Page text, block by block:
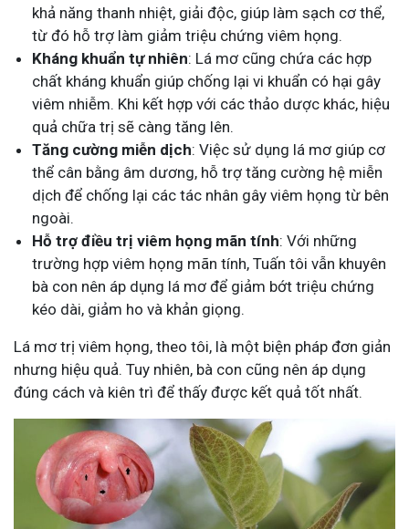
khả năng thanh nhiệt, giải độc, giúp làm sạch cơ thể,
từ đó hỗ trợ làm giảm triệu chứng viêm họng.
Kháng khuẩn tự nhiên: Lá mơ cũng chứa các hợp
chất kháng khuẩn giúp chống lại vi khuẩn có hại gây
viêm nhiễm. Khi kết hợp với các thảo dược khác, hiệu
quả chữa trị sẽ càng tăng lên.
Tăng cường miễn dịch: Việc sử dụng lá mơ giúp cơ
thể cân bằng âm dương, hỗ trợ tăng cường hệ miễn
dịch để chống lại các tác nhân gây viêm họng từ bên
ngoài.
Hỗ trợ điều trị viêm họng mãn tính: Với những
trường hợp viêm họng mãn tính, Tuấn tôi vẫn khuyên
bà con nên áp dụng lá mơ để giảm bớt triệu chứng
kéo dài, giảm ho và khản giọng.
Lá mơ trị viêm họng, theo tôi, là một biện pháp đơn giản
nhưng hiệu quả. Tuy nhiên, bà con cũng nên áp dụng
đúng cách và kiên trì để thấy được kết quả tốt nhất.